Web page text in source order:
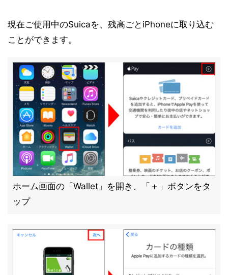
現在ご使用中のSuicaを、残高ごとiPhoneに取り込む
ことができます。
ホーム画面の「Wallet」を開き、「＋」ボタンをタ
ップ